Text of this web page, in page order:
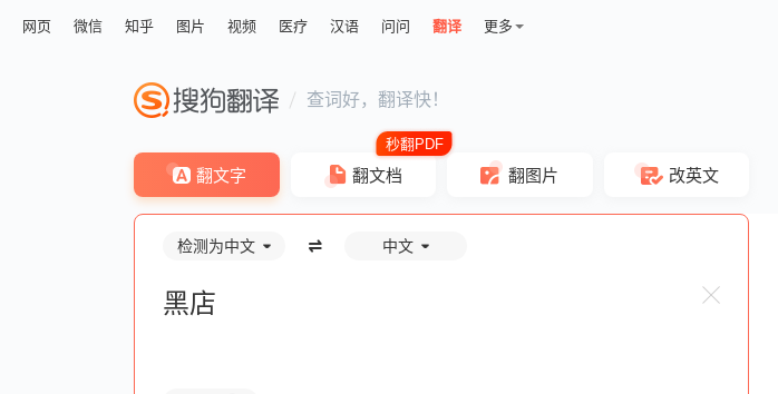
网页 微信 知乎 图片 视频 医疗 汉语 问问 翻译 更多
查词好，翻译快！
翻文字 翻文档 翻图片 改英文
检测为中文 中文